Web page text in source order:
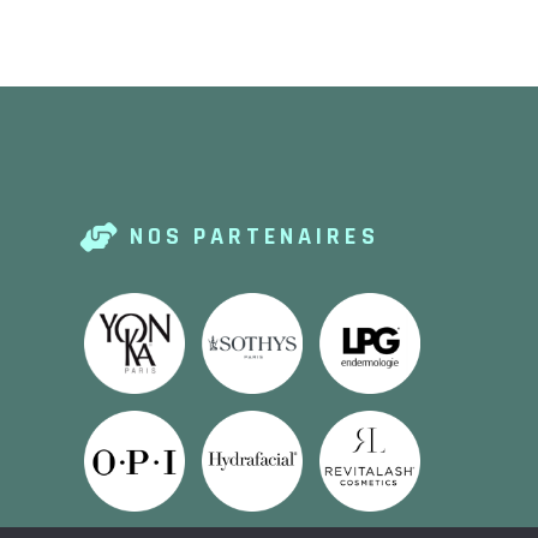
NOS PARTENAIRES